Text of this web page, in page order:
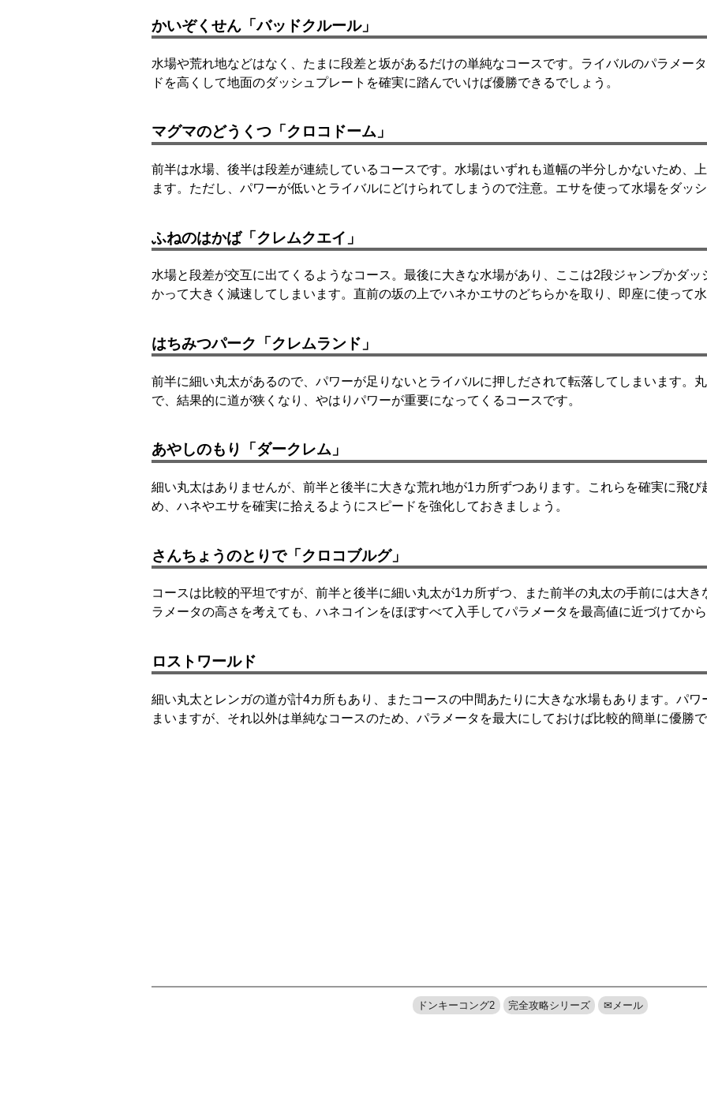
かいぞくせん「バッドクルール」
水場や荒れ地などはなく、たまに段差と坂があるだけの単純なコースです。ライバルのパラメー
ドを高くして地面のダッシュプレートを確実に踏んでいけば優勝できるでしょう。
マグマのどうくつ「クロコドーム」
前半は水場、後半は段差が連続しているコースです。水場はいずれも道幅の半分しかないため、
ます。ただし、パワーが低いとライバルにどけられてしまうので注意。エサを使って水場をダッ
ふねのはかば「クレムクエイ」
水場と段差が交互に出てくるようなコース。最後に大きな水場があり、ここは2段ジャンプかダ
かって大きく減速してしまいます。直前の坂の上でハネかエサのどちらかを取り、即座に使って
はちみつパーク「クレムランド」
前半に細い丸太があるので、パワーが足りないとライバルに押しだされて転落してしまいます。
で、結果的に道が狭くなり、やはりパワーが重要になってくるコースです。
あやしのもり「ダークレム」
細い丸太はありませんが、前半と後半に大きな荒れ地が1カ所ずつあります。これらを確実に飛
め、ハネやエサを確実に拾えるようにスピードを強化しておきましょう。
さんちょうのとりで「クロコブルグ」
コースは比較的平坦ですが、前半と後半に細い丸太が1カ所ずつ、また前半の丸太の手前には大
ラメータの高さを考えても、ハネコインをほぼすべて入手してパラメータを最高値に近づけてか
ロストワールド
細い丸太とレンガの道が計4カ所もあり、またコースの中間あたりに大きな水場もあります。パ
まいますが、それ以外は単純なコースのため、パラメータを最大にしておけば比較的簡単に優勝
ドンキーコング2 完全攻略シリーズ ✉メール